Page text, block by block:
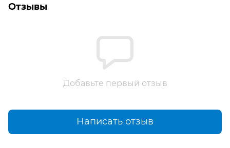
Отзывы
Добавьте первый отзыв
Написать отзыв